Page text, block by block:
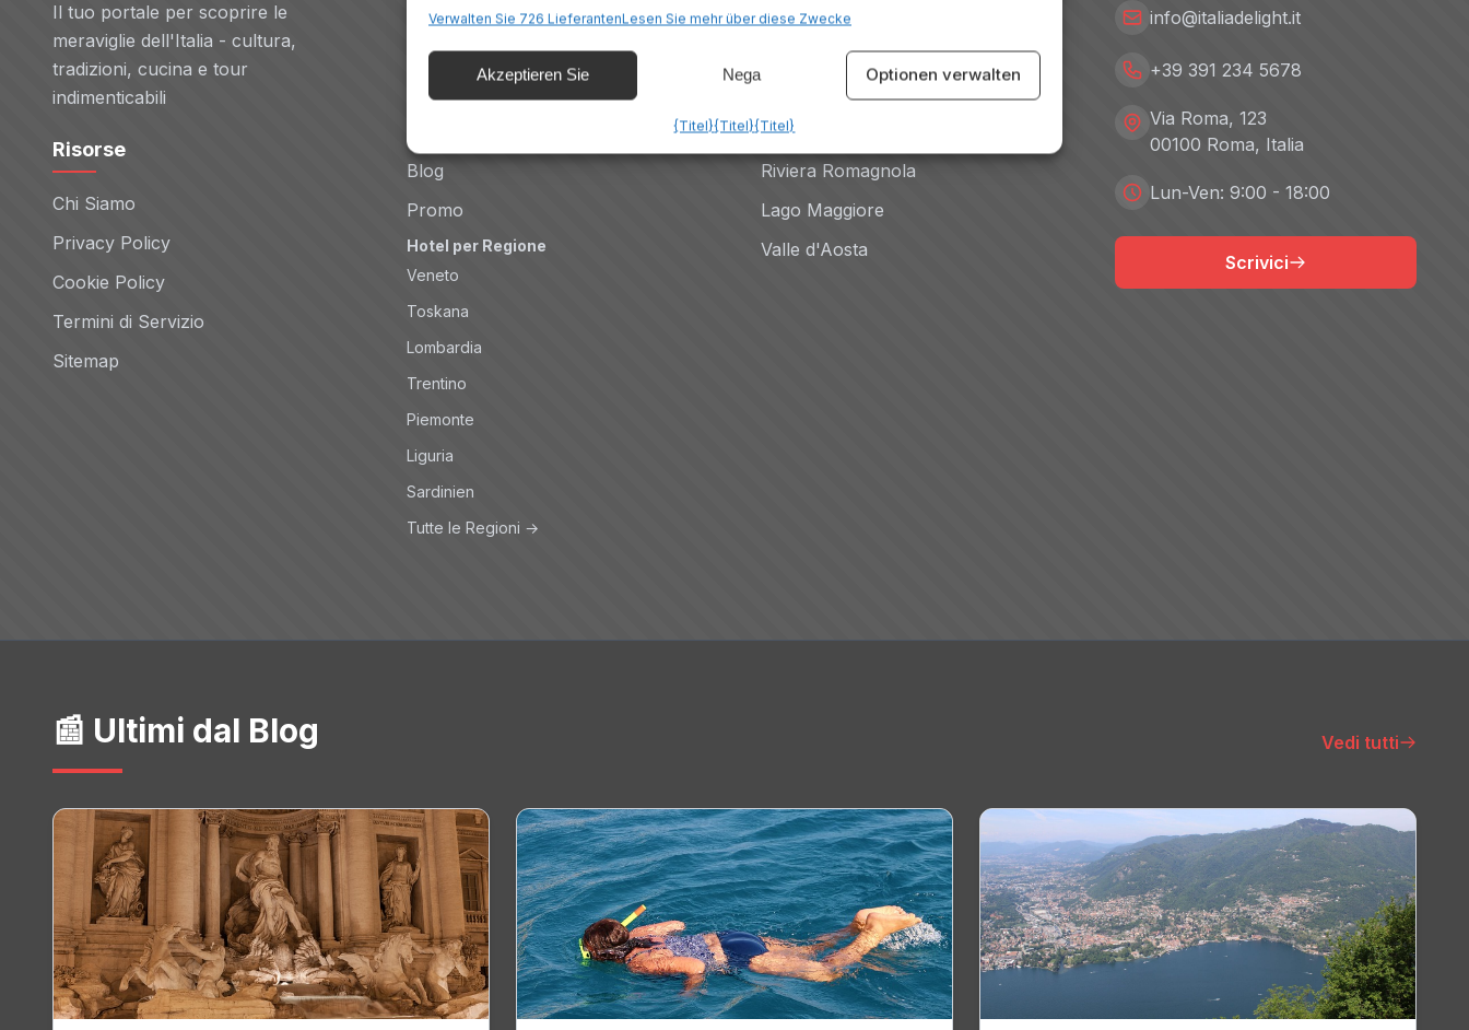
Verwalten Sie 726 LieferantenLesen Sie mehr über diese Zwecke
Akzeptieren Sie Nega Optionen verwalten
{Titel}{Titel}{Titel}
Il tuo portale per scoprire le
meraviglie dell'Italia - cultura,
tradizioni, cucina e tour
indimenticabili
Risorse
Chi Siamo
Privacy Policy
Cookie Policy
Termini di Servizio
Sitemap
Hotels
Voli
Noleggio Auto
Blog
Promo
Hotel per Regione
Veneto
Toskana
Lombardia
Trentino
Piemonte
Liguria
Sardinien
Tutte le Regioni →
Gardasee
Comer See
Amalfiküste
Riviera Romagnola
Lago Maggiore
Valle d'Aosta
info@italiadelight.it
+39 391 234 5678
Via Roma, 123
00100 Roma, Italia
Lun-Ven: 9:00 - 18:00
Scrivici
📰 Ultimi dal Blog Vedi tutti